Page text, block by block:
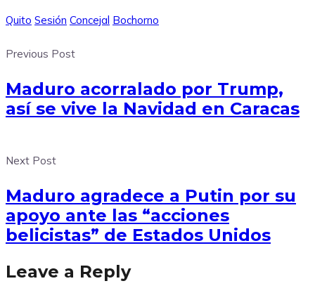
Quito Sesión Concejal Bochorno
Previous Post
Maduro acorralado por Trump,
así se vive la Navidad en Caracas
Next Post
Maduro agradece a Putin por su
apoyo ante las “acciones
belicistas” de Estados Unidos
Leave a Reply